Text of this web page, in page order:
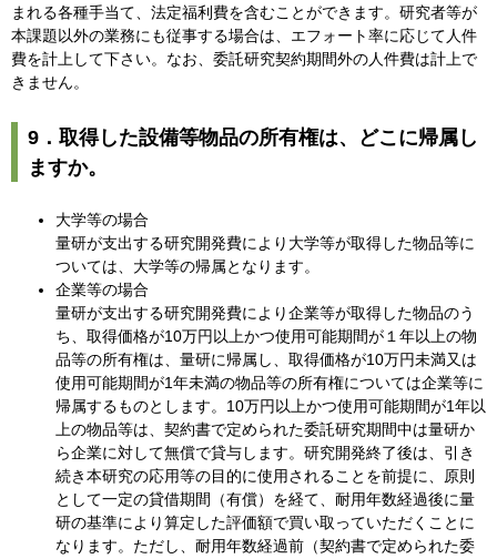
まれる各種手当て、法定福利費を含むことができます。研究者等が
本課題以外の業務にも従事する場合は、エフォート率に応じて人件
費を計上して下さい。なお、委託研究契約期間外の人件費は計上で
きません。
9．取得した設備等物品の所有権は、どこに帰属し
ますか。
大学等の場合
量研が支出する研究開発費により大学等が取得した物品等に
ついては、大学等の帰属となります。
企業等の場合
量研が支出する研究開発費により企業等が取得した物品のう
ち、取得価格が10万円以上かつ使用可能期間が１年以上の物
品等の所有権は、量研に帰属し、取得価格が10万円未満又は
使用可能期間が1年未満の物品等の所有権については企業等に
帰属するものとします。10万円以上かつ使用可能期間が1年以
上の物品等は、契約書で定められた委託研究期間中は量研か
ら企業に対して無償で貸与します。研究開発終了後は、引き
続き本研究の応用等の目的に使用されることを前提に、原則
として一定の貸借期間（有償）を経て、耐用年数経過後に量
研の基準により算定した評価額で買い取っていただくことに
なります。ただし、耐用年数経過前（契約書で定められた委